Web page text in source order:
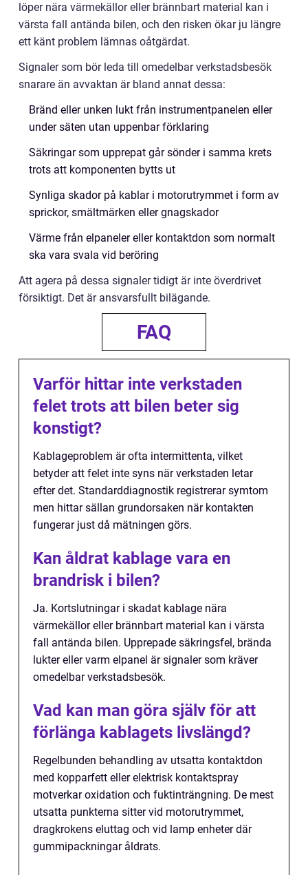
löper nära värmekällor eller brännbart material kan i
värsta fall antända bilen, och den risken ökar ju längre
ett känt problem lämnas oåtgärdat.
Signaler som bör leda till omedelbar verkstadsbesök
snarare än avvaktan är bland annat dessa:
Bränd eller unken lukt från instrumentpanelen eller
under säten utan uppenbar förklaring
Säkringar som upprepat går sönder i samma krets
trots att komponenten bytts ut
Synliga skador på kablar i motorutrymmet i form av
sprickor, smältmärken eller gnagskador
Värme från elpaneler eller kontaktdon som normalt
ska vara svala vid beröring
Att agera på dessa signaler tidigt är inte överdrivet
försiktigt. Det är ansvarsfullt bilägande.
FAQ
Varför hittar inte verkstaden
felet trots att bilen beter sig
konstigt?
Kablageproblem är ofta intermittenta, vilket
betyder att felet inte syns när verkstaden letar
efter det. Standarddiagnostik registrerar symtom
men hittar sällan grundorsaken när kontakten
fungerar just då mätningen görs.
Kan åldrat kablage vara en
brandrisk i bilen?
Ja. Kortslutningar i skadat kablage nära
värmekällor eller brännbart material kan i värsta
fall antända bilen. Upprepade säkringsfel, brända
lukter eller varm elpanel är signaler som kräver
omedelbar verkstadsbesök.
Vad kan man göra själv för att
förlänga kablagets livslängd?
Regelbunden behandling av utsatta kontaktdon
med kopparfett eller elektrisk kontaktspray
motverkar oxidation och fuktinträngning. De mest
utsatta punkterna sitter vid motorutrymmet,
dragkrokens eluttag och vid lamp enheter där
gummipackningar åldrats.